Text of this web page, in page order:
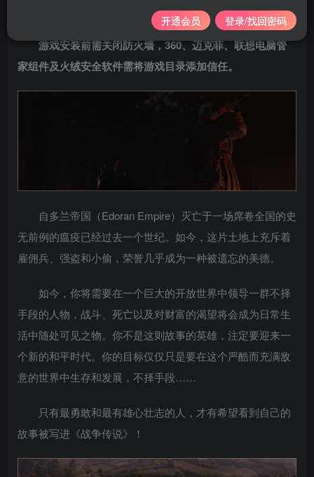
游戏安装前需关闭防火墙，360、迈克菲、联想电脑管
家组件及火绒安全软件需将游戏目录添加信任。
自多兰帝国（Edoran Empire）灭亡于一场席卷全国的史
无前例的瘟疫已经过去一个世纪。如今，这片土地上充斥着
雇佣兵、强盗和小偷，荣誉几乎成为一种被遗忘的美德。
如今，你将需要在一个巨大的开放世界中领导一群不择
手段的人物，战斗、死亡以及对财富的渴望将会成为日常生
活中随处可见之物。你不是这则故事的英雄，注定要迎来一
个新的和平时代。你的目标仅仅只是要在这个严酷而充满敌
意的世界中生存和发展，不择手段……
只有最勇敢和最有雄心壮志的人，才有希望看到自己的
故事被写进《战争传说》！
开通会员 登录/找回密码